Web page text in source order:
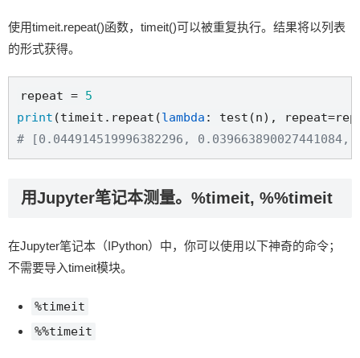
使用timeit.repeat()函数，timeit()可以被重复执行。结果将以列表
的形式获得。
repeat = 5
print (timeit.repeat(lambda : test(n),
# [0.044914519996382296, 0.039663890027441084,
用Jupyter笔记本测量。%timeit, %%timeit
在Jupyter笔记本（IPython）中，你可以使用以下神奇的命令；
不需要导入timeit模块。
%timeit
%%timeit